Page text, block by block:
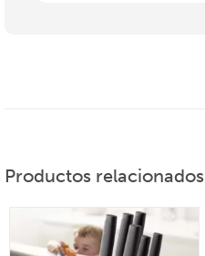
Productos relacionados